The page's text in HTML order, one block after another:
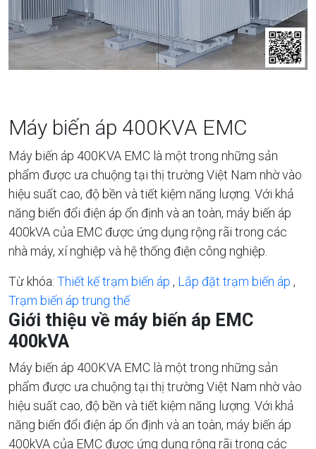
Máy biến áp 400KVA EMC
Máy biến áp 400KVA EMC là một trong những sản
phẩm được ưa chuộng tại thị trường Việt Nam nhờ vào
hiệu suất cao, độ bền và tiết kiệm năng lượng. Với khả
năng biến đổi điện áp ổn định và an toàn, máy biến áp
400kVA của EMC được ứng dụng rộng rãi trong các
nhà máy, xí nghiệp và hệ thống điện công nghiệp.
Từ khóa: Thiết kế trạm biến áp , Lắp đặt trạm biến áp ,
Trạm biến áp trung thế
Giới thiệu về máy biến áp EMC
400kVA
Máy biến áp 400KVA EMC là một trong những sản
phẩm được ưa chuộng tại thị trường Việt Nam nhờ vào
hiệu suất cao, độ bền và tiết kiệm năng lượng. Với khả
năng biến đổi điện áp ổn định và an toàn, máy biến áp
400kVA của EMC được ứng dụng rộng rãi trong các